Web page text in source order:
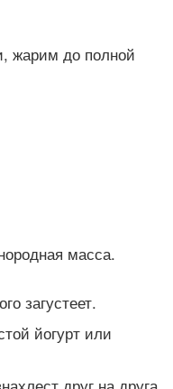
жарим до полной
масса.
загустеет.
йогурт или